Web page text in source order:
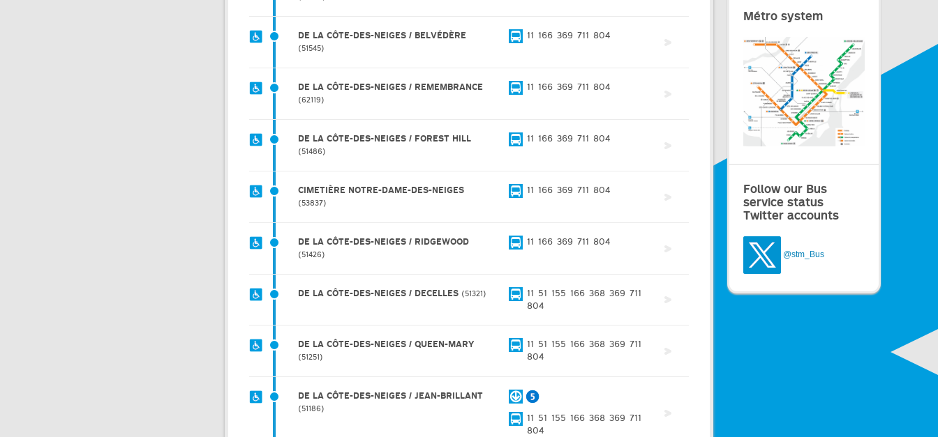
DE LA CÔTE-DES-NEIGES / BELVÉDÈRE
51545
11 166 369 711 804
DE LA CÔTE-DES-NEIGES / REMEMBRANCE
62119
11 166 369 711 804
DE LA CÔTE-DES-NEIGES / FOREST HILL
51486
11 166 369 711 804
CIMETIÈRE NOTRE-DAME-DES-NEIGES
53837
11 166 369 711 804
DE LA CÔTE-DES-NEIGES / RIDGEWOOD
51426
11 166 369 711 804
DE LA CÔTE-DES-NEIGES / DECELLES 51321 11 51 155 166 368 369 711
804
DE LA CÔTE-DES-NEIGES / QUEEN-MARY
51251
11 51 155 166 368 369 711
804
DE LA CÔTE-DES-NEIGES / JEAN-BRILLANT
51186
11 51 155 166 368 369 711
804
Métro system
Follow our Bus
service status
Twitter accounts
@stm_Bus